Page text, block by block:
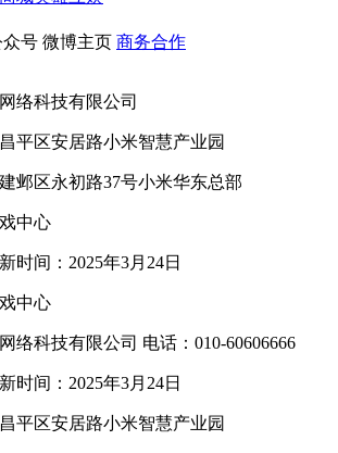
号 微博主页 商务合作
络科技有限公司
平区安居路小米智慧产业园
邺区永初路37号小米华东总部
中心
时间：2025年3月24日
中心
络科技有限公司 电话：010-60606666
时间：2025年3月24日
平区安居路小米智慧产业园